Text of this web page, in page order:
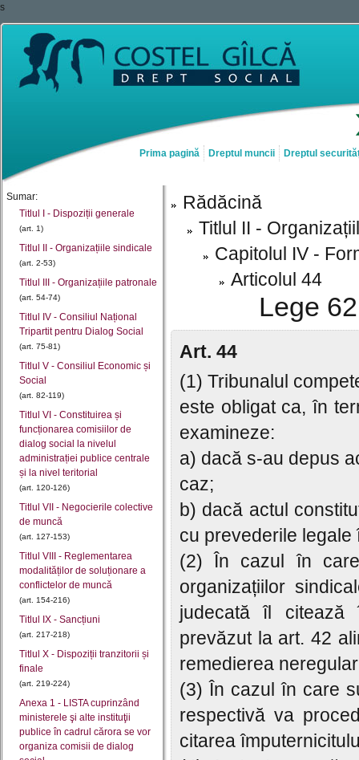
s
Prima pagină Dreptul muncii Dreptul
Sumar:
Titlul I - Dispoziții generale
(art. 1)
Titlul II - Organizațiile sindicale
(art. 2-53)
Titlul III - Organizațiile patronale
(art. 54-74)
Titlul IV - Consiliul Național
Tripartit pentru Dialog Social
(art. 75-81)
Titlul V - Consiliul Economic și
Social
(art. 82-119)
Titlul VI - Constituirea și
funcționarea comisiilor de
dialog social la nivelul
administrației publice centrale
și la nivel teritorial
(art. 120-126)
Titlul VII - Negocierile colective
de muncă
(art. 127-153)
Titlul VIII - Reglementarea
modalităților de soluționare a
conflictelor de muncă
(art. 154-216)
Titlul IX - Sancțiuni
(art. 217-218)
Titlul X - Dispoziții tranzitorii și
finale
(art. 219-224)
Anexa 1 - LISTA cuprinzând
ministerele şi alte instituţii
publice în cadrul cărora se vor
organiza comisii de dialog
Rădăcină
Titlul II -
Capitolul IV -
Articolul 44
Lege
Art. 44
(1) Tribunalul
este obligat ca, în
examineze:
a) dacă s-au depus
caz;
b) dacă actul
cu prevederile legale
(2) În cazul în
organizațiilor
judecată îl citează
prevăzut la art. 42
remedierea
(3) În cazul în care
respectivă va
citarea